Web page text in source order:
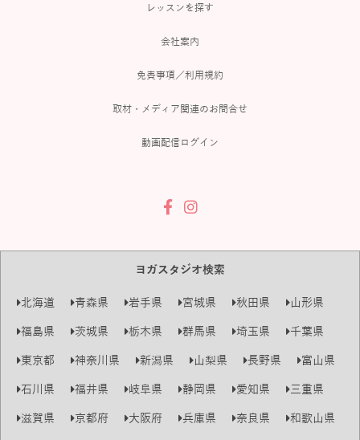
レッスンを探す
会社案内
免責事項／利用規約
取材・メディア関連のお問合せ
動画配信ログイン
ヨガスタジオ検索
北海道 青森県 岩手県 宮城県 秋田県
山形県
福島県
茨城県 栃木県 群馬県 埼玉県
千葉県
東京都
神奈川県 新潟県 山梨県 長野県
富山県
石川県
福井県 岐阜県 静岡県 愛知県
三重県
滋賀県
京都府 大阪府 兵庫県 奈良県
和歌山県